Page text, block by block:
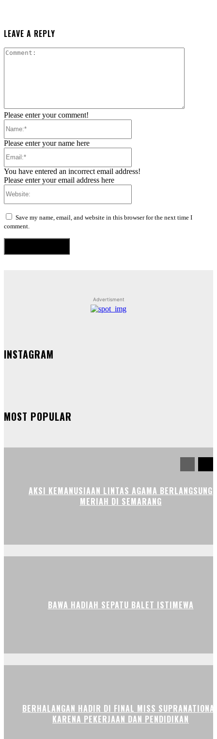
LEAVE A REPLY
Please enter your comment!
Please enter your name here
You have entered an incorrect email address!
Please enter your email address here
Save my name, email, and website in this browser for the next time I
comment.
Advertisment
INSTAGRAM
MOST POPULAR
AKSI KEMANUSIAAN LINTAS AGAMA BERLANGSUNG
MERIAH DI SEMARANG
BAWA HADIAH SEPATU BALET ISTIMEWA
BERHALANGAN HADIR DI FINAL MISS
KARENA PEKERJAAN DAN PENDIDIKAN